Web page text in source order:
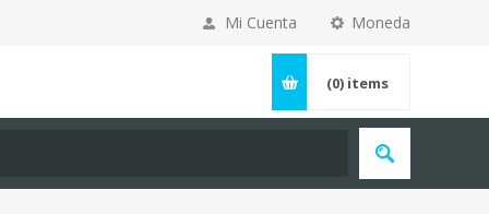
Moneda
Mi Cuenta
(0) items